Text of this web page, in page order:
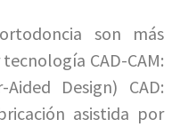
son más
CAD-CAM:
Design) CAD:
asistida por